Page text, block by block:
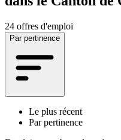
24 offres d'emploi
Par pertinence
Le plus récent
Par pertinence